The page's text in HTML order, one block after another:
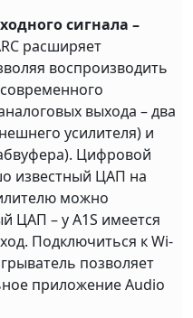
сигнала –
расширяет
воспроизводить
выхода – два
усилителя) и
Цифровой
известный ЦАП на
можно
ЦАП – у A1S имеется
Подключиться к Wi-
позволяет
приложение Audio